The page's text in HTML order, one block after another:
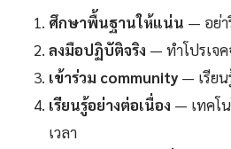
ศึกษาพื้นฐานให้แน่น — อย่
ลงมือปฏิบัติจริง — ทำโปรเจ
เข้าร่วม community — เรีย
เรียนรู้อย่างต่อเนื่อง — เทคโ
เวลา